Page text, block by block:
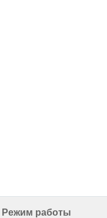
Режим работы